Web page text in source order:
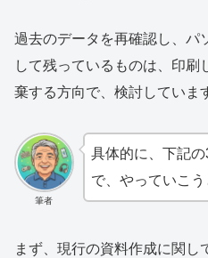
過去のデータを再確認し、パ
して残っているものは、印刷
棄する方向で、検討していま
筆者
具体的に、下記
で、やっていこう
まず、現行の資料作成に関